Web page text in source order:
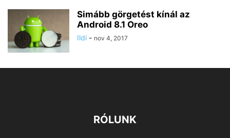
Simább görgetést kínál az
Android 8.1 Oreo
Ildi - nov 4, 2017
RÓLUNK